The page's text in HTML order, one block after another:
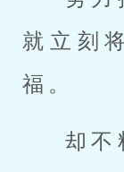
就立刻
福。
却不